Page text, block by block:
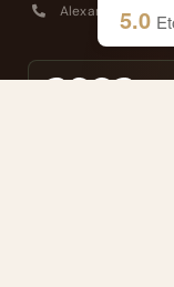
Alexandre : +41 77
5.0